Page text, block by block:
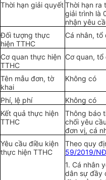
Thời hạn giải quyếtThời hạn ra
giải trình là
nhận yêu
Đối tượng thực
hiện TTHC
Cá nhân,
Cơ quan thực hiện
TTHC
Cơ quan,
Tên mẫu đơn, tờ
khai
Không có
Phí, lệ phí
Không có
Kết quả thực hiện
TTHC
Thông báo
chối yêu
đơn vị, cá
Yêu cầu điều kiện
thực hiện TTHC
Theo quy
59/2019/
1. Cá nhân
dân sự đầy